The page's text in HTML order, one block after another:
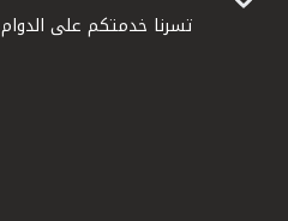
تسرنا خدمتكم على الدوام